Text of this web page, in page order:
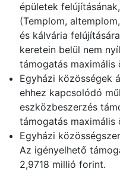
épületek
(Templom,
és kálvária
keretein belül nem
támogatás maximális
Egyházi közösségek
ehhez kapcsolódó
eszközbeszerzés
támogatás
Egyházi
Az igényelhető
2,9718 millió forint.